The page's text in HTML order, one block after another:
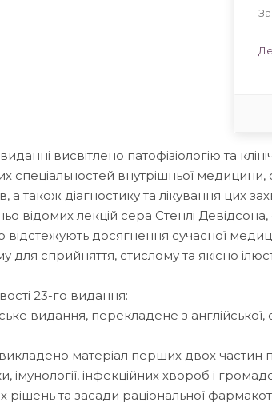
висвітлено патофізіологію та
спеціальностей внутрішньої
а також діагностику та лікування цих
відомих лекцій сера Стенлі
відстежують досягнення сучасної
для сприйняття, стислому та якісно
23-го видання:
видання, перекладене з англійської,
викладено матеріал перших двох частин
імунології, інфекційних хвороб і
рішень та засади раціональної